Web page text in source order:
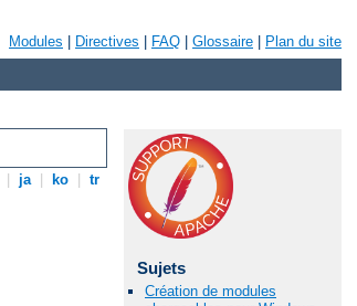
Modules Directives FAQ Glossaire Plan du site
ja ko tr
Sujets
Création de modules